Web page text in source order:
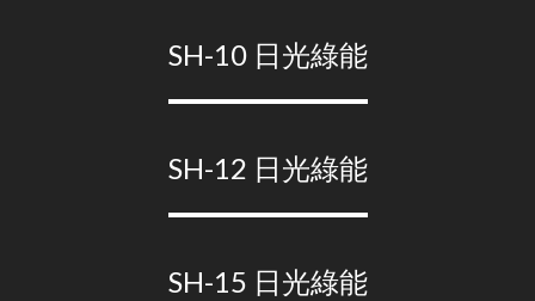
SH-10 日光綠能
SH-12 日光綠能
SH-15 日光綠能